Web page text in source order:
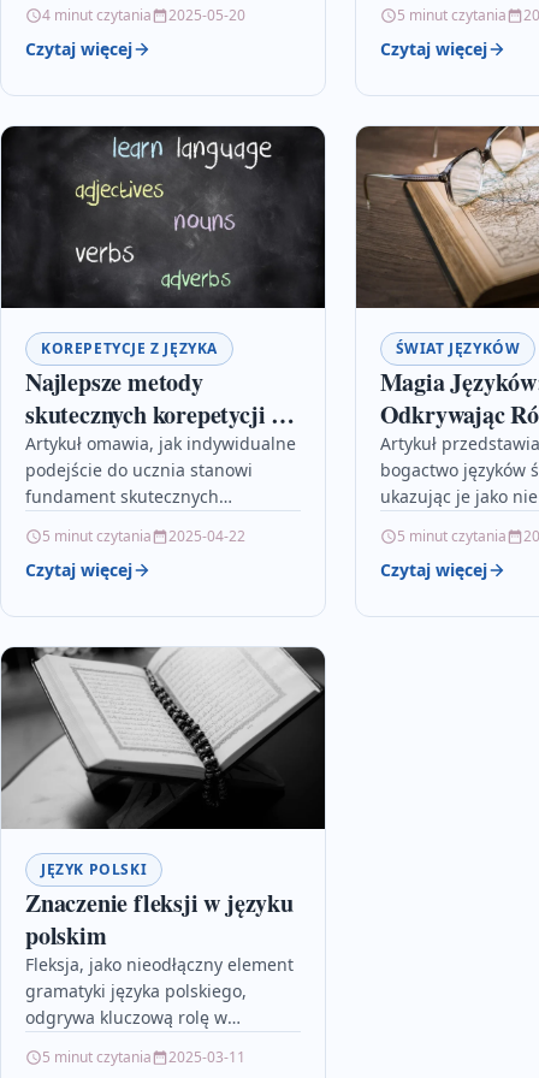
podejście do ucznia. Nauka
zdalna pozwala uczyć się z…
4 minut czytania 2025-05-20
Czytaj więcej
takie jak metoda
z powtórkami
5 minut czytania
Czytaj więcej
KOREPETYCJE Z JĘZYKA
Najlepsze metody
skutecznych korepetycji z
języka obcego
Artykuł omawia, jak indywidualne
podejście do ucznia stanowi
fundament skutecznych
pozwalając na dopasowanie
tempa, materiałów i metod do
5 minut czytania 2025-04-22
Czytaj więcej
ŚWIAT JĘZYKÓW
Magia
Odkrywając
Lingwistyczną
Artykuł
bogactwo języków
ukazując je jako
nośniki kultury,
unikalnego
5 minut czytania
Czytaj więcej
JĘZYK POLSKI
Znaczenie fleksji w języku
polskim
Fleksja, jako nieodłączny element
gramatyki języka polskiego,
odgrywa kluczową rolę w
znaczeń, relacji i emocji w
5 minut czytania 2025-03-11